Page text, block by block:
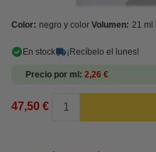
Color: negro y color Volumen: 21 ml
En stock ¡Recíbelo el lunes!
Precio por ml 2,26 €
47,50 €